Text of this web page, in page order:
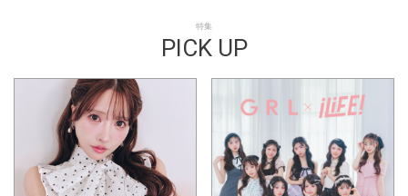
特集
PICK UP